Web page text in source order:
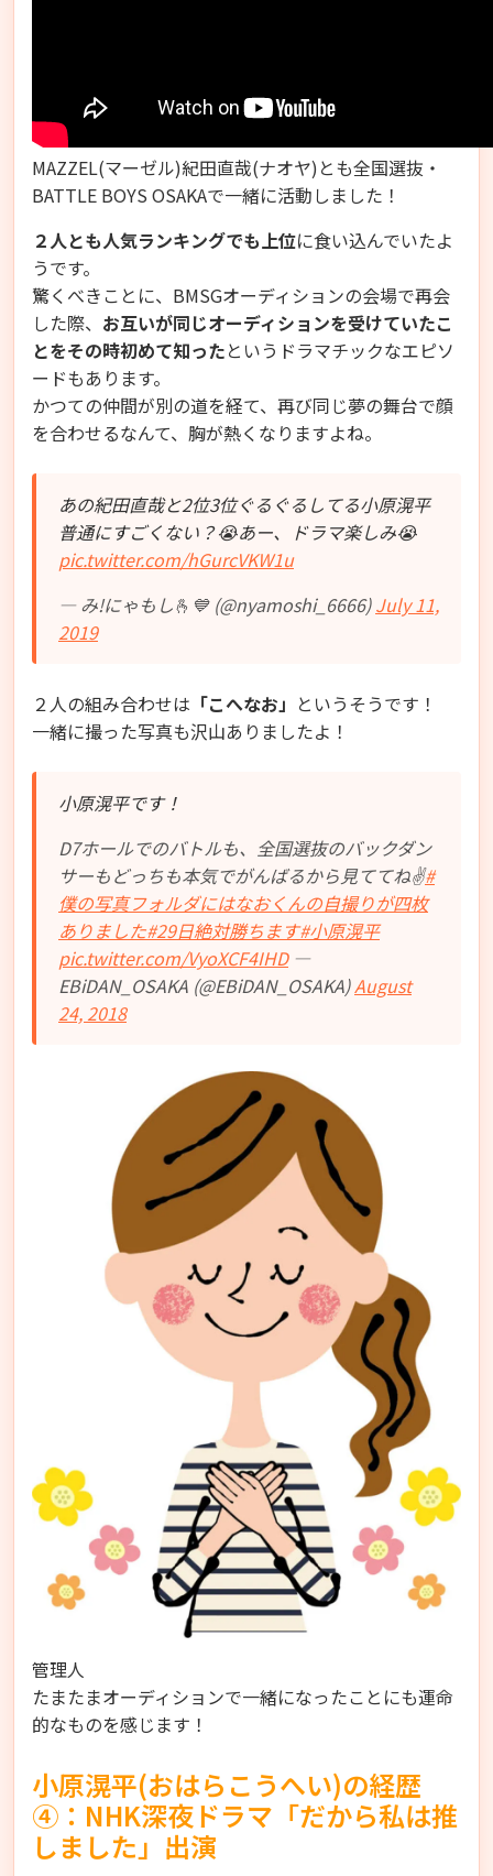
MAZZEL(マーゼル)紀田直哉(ナオヤ)とも全国選抜・
BATTLE BOYS OSAKAで一緒に活動しました！
２人とも人気ランキングでも上位に食い込んでいたよ
うです。
驚くべきことに、BMSGオーディションの会場で再会
した際、 お互いが同じオーディションを受けていたこ
とをその時初めて知ったというドラマチックなエピソ
ードもあります。
かつての仲間が別の道を経て、再び同じ夢の舞台で顔
を合わせるなんて、胸が熱くなりますよね。
あの紀田直哉と2位3位ぐるぐるしてる小原滉平
普通にすごくない？😭あー、ドラマ楽しみ😭
pic.twitter.com/hGurcVKW1u
— み!にゃもし🫰💙 (@nyamoshi_6666)July 11,
2019
２人の組み合わせは 「こへなお」 というそうです！
一緒に撮った写真も沢山ありましたよ！
小原滉平です！
D7ホールでのバトルも、全国選抜のバックダン
サーもどっちも本気でがんばるから見ててね✌#
僕の写真フォルダにはなおくんの自撮りが四枚
ありました#29日絶対勝ちます#小原滉平
pic.twitter.com/VyoXCF4IHD—
EBiDAN_OSAKA (@EBiDAN_OSAKA)August
24, 2018
管理人
たまたまオーディションで一緒になったことにも運命
的なものを感じます！
小原滉平(おはらこうへい)の経歴
④：NHK深夜ドラマ「だから私は推
しました」出演